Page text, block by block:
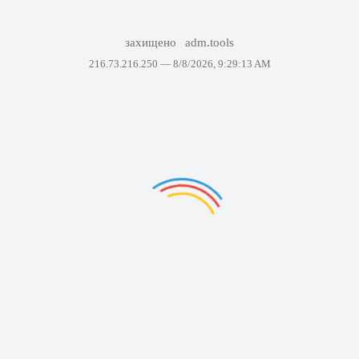
захищено adm.tools
216.73.216.250 — 8/8/2026, 9:29:13 AM